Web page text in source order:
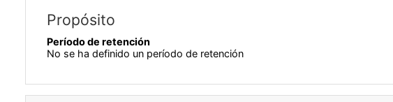
Propósito
Período de retención
No se ha definido un período de retención